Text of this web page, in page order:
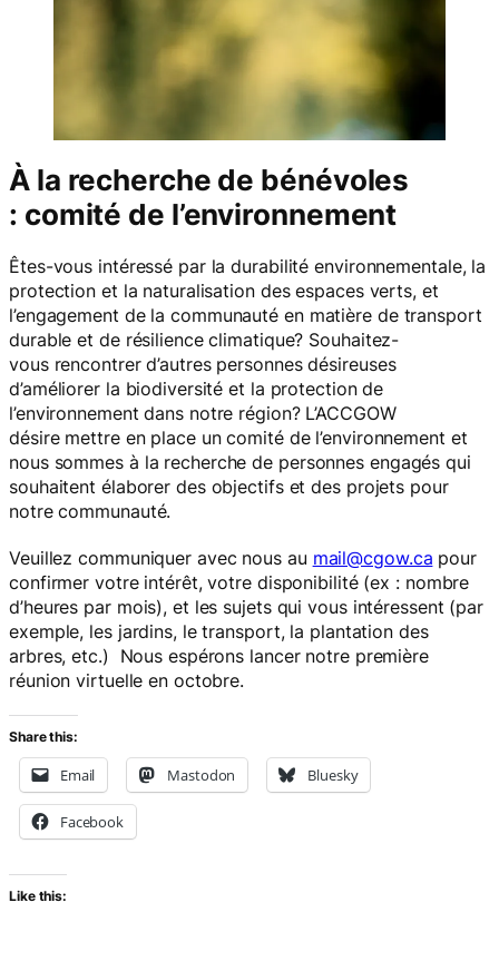
À la recherche de bénévoles
: comité de l’environnement
Êtes-vous intéressé par la durabilité environnementale, la
protection et la naturalisation des espaces verts, et
l’engagement de la communauté en matière de transport
durable et de résilience climatique? Souhaitez-
vous rencontrer d’autres personnes désireuses
d’améliorer la biodiversité et la protection de
l’environnement dans notre région? L’ACCGOW
désire mettre en place un comité de l’environnement et
nous sommes à la recherche de personnes engagés qui
souhaitent élaborer des objectifs et des projets pour
notre communauté.
Veuillez communiquer avec nous au mail@cgow.ca pour
confirmer votre intérêt, votre disponibilité (ex : nombre
d’heures par mois), et les sujets qui vous intéressent (par
exemple, les jardins, le transport, la plantation des
arbres, etc.) Nous espérons lancer notre première
réunion virtuelle en octobre.
Share this:
Email Mastodon Bluesky
Facebook
Like this: